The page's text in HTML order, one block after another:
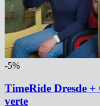
-5%
TimeRide Dresde +
verte